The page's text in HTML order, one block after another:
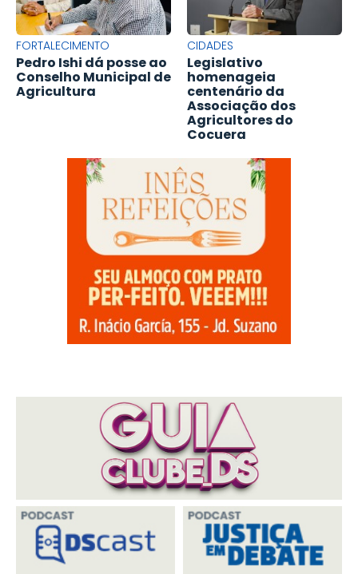
FORTALECIMENTO
Pedro Ishi dá posse ao
Conselho Municipal de
Agricultura
CIDADES
Legislativo
homenageia
centenário da
Associação dos
Agricultores do
Cocuera